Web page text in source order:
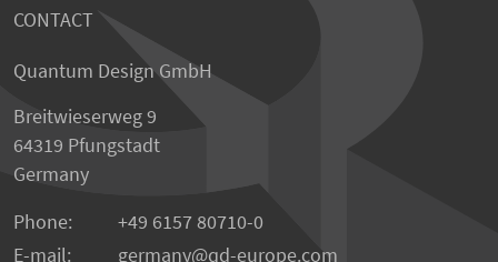
CONTACT
Quantum Design GmbH
Breitwieserweg 9
64319 Pfungstadt
Germany
Phone:
+49 6157 80710-0
E-mail:
germany qd-europe.com